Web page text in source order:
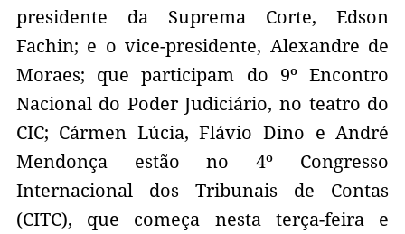
presidente da Suprema Corte, Edson
Fachin; e o vice-presidente, Alexandre de
Moraes; que participam do 9º Encontro
Nacional do Poder Judiciário, no teatro do
CIC; Cármen Lúcia, Flávio Dino e André
Mendonça estão no 4º Congresso
Internacional dos Tribunais de Contas
(CITC), que começa nesta terça-feira e